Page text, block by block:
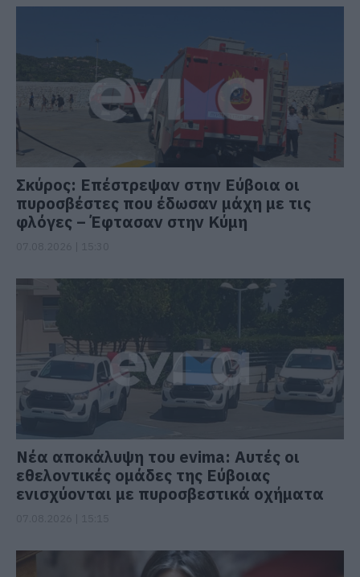
Σκύρος: Επέστρεψαν στην Εύβοια οι
πυροσβέστες που έδωσαν μάχη με τις
φλόγες – Έφτασαν στην Κύμη
Νέα αποκάλυψη του evima: Αυτές οι
εθελοντικές ομάδες της Εύβοιας
ενισχύονται με πυροσβεστικά οχήματα